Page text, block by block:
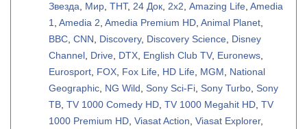
Звезда
Мир ТНТ, 24 Док 2х2 Amazing Life Amedia
1
Amedia 2 Amedia Premium HD Animal Planet
BBC CNN Discovery, Discovery Science Disney
Channel Drive DTX English Club TV, Euronews
Eurosport FOX Fox Life HD Life MGM
National
Geographic NG Wild Sony Sci-Fi Sony Turbo Sony
ТВ TV 1000 Comedy HD TV 1000 Megahit HD TV
1000 Premium HD Viasat Action Viasat Explorer,